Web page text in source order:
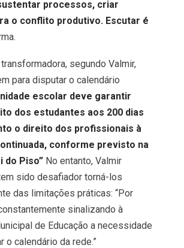
processos, criar
o conflito produtivo. Escutar é
segundo Valmir,
para disputar o calendário
escolar deve garantir
dos estudantes aos 200 dias
o direito dos profissionais à
conforme previsto na
do Piso”No entanto, Valmir
sido desafiador torná-los
das limitações práticas: “Por
sinalizando à
de Educação a necessidade
o calendário da rede.”